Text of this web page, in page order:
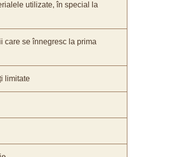
utilizate, în special la
care se înnegresc la prima
limitate